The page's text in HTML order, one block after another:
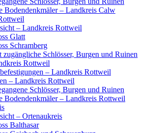
Bodendenkmäler – Landkreis Calw
– Landkreis Rottweil
Glatt
Schramberg
zugängliche Schlösser, Burgen und Ruinen
Rottweil
– Landkreis Rottweil
– Landkreis Rottweil
Schlösser, Burgen und Ruinen
Bodendenkmäler – Landkreis Rottweil
– Ortenaukreis
Balthasar